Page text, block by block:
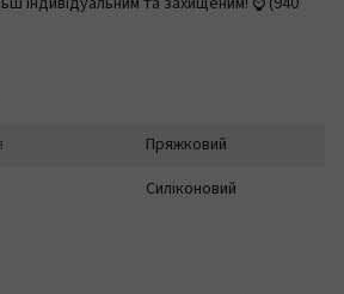
Пряжковий
Силіконовий